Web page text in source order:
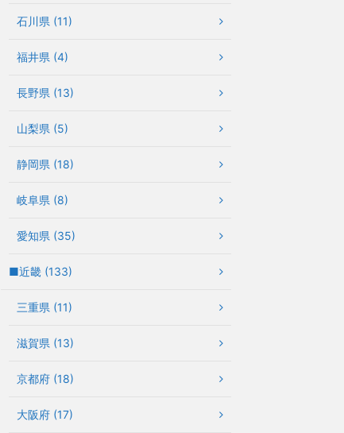
石川県 (11)
福井県 (4)
長野県 (13)
山梨県 (5)
静岡県 (18)
岐阜県 (8)
愛知県 (35)
■近畿 (133)
三重県 (11)
滋賀県 (13)
京都府 (18)
大阪府 (17)